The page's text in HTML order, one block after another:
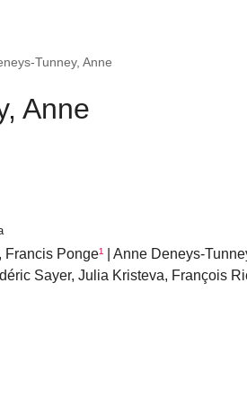
Tunney, Anne
Anne
Francis Ponge¹ | Anne Deneys-
Sayer, Julia Kristeva, François